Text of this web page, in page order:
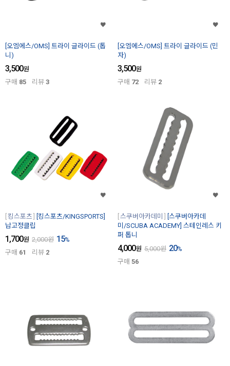
[오엠에스/OMS] 트라이 글라이드 (톱
니)
3,500원
구매 85 리뷰 3
[오엠에스/OMS] 트라이 글라이드 (민
자)
3,500원
구매 72 리뷰 2
킹스포츠
[킹스포츠/KINGSPORTS]
납고정클립
1,700원 2,000원 15%
구매 61 리뷰 2
스쿠버아카데미
[스쿠버아카데
미/SCUBA ACADEMY] 스테인레스 키
퍼 톱니
4,000원 5,000원 20%
구매 56